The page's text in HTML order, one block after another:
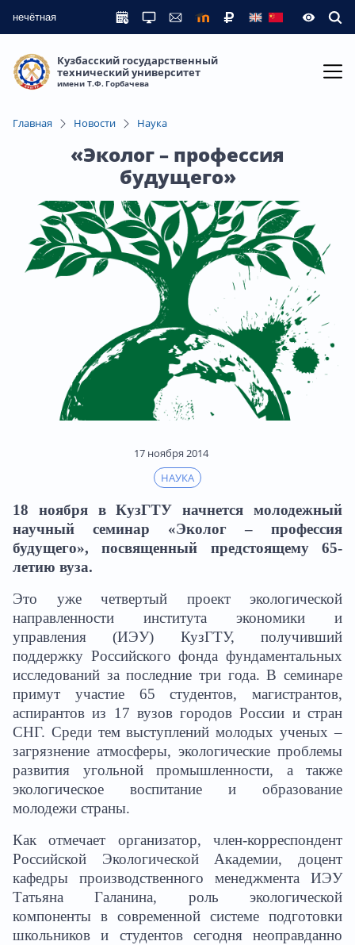
нечётная
Кузбасский государственный
технический университет
имени Т.Ф. Горбачева
Главная Новости Наука
«Эколог – профессия
будущего»
17 ноября 2014
НАУКА
18 ноября в КузГТУ начнется молодежный
научный семинар «Эколог – профессия
будущего», посвященный предстоящему 65-
летию вуза.
Это уже четвертый проект экологической
направленности института экономики и
управления (ИЭУ) КузГТУ, получивший
поддержку Российского фонда фундаментальных
исследований за последние три года. В семинаре
примут участие 65 студентов, магистрантов,
аспирантов из 17 вузов городов России и стран
СНГ. Среди тем выступлений молодых ученых –
загрязнение атмосферы, экологические проблемы
развития угольной промышленности, а также
экологическое воспитание и образование
молодежи страны.
Как отмечает организатор, член-корреспондент
Российской Экологической Академии, доцент
кафедры производственного менеджмента ИЭУ
Татьяна Галанина, роль экологической
компоненты в современной системе подготовки
школьников и студентов сегодня неоправданно